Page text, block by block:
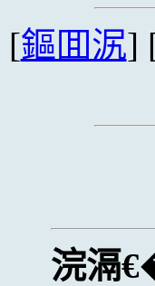
[鏂囬泦]
浣滆